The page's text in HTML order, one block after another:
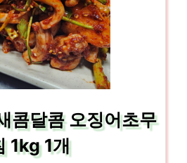
콤달콤 오징어초무
1kg 1개